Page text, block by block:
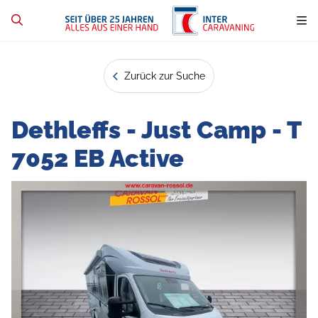
Zurück zur Suche
Dethleffs - Just Camp - T
7052 EB Active